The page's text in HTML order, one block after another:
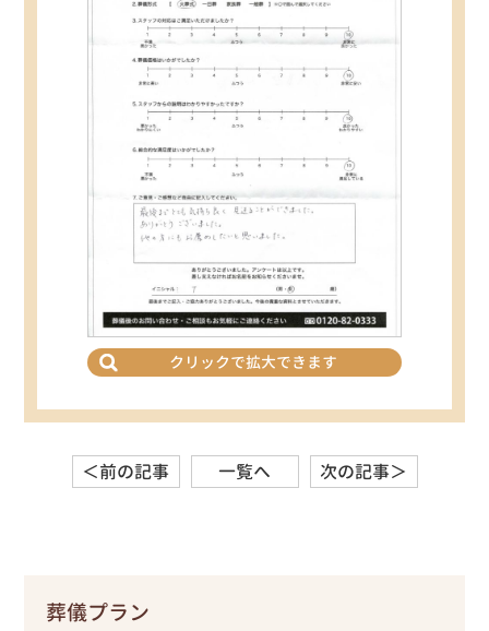
クリックで拡大できます
＜前の記事 一覧へ 次の記事＞
葬儀プラン